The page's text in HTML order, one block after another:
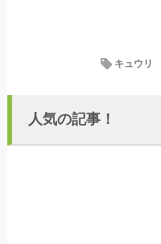
キュウリ
人気の記事！